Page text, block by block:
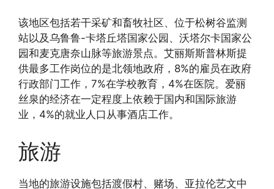
该地区包括若干采矿和畜牧社区、位于松树谷监测
站以及乌鲁鲁-卡塔丘塔国家公园、沃塔尔卡国家公
园和麦克唐奈山脉等旅游景点。艾丽斯斯普林斯提
供最多工作岗位的是北领地政府，8%的雇员在政府
行政部门工作，7%在学校教育，4%在医院。爱丽
丝泉的经济在一定程度上依赖于国内和国际旅游
业，4%的就业人口从事酒店工作。
旅游
当地的旅游设施包括渡假村、赌场、亚拉伦艺文中